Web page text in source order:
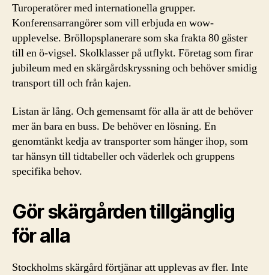
Turoperatörer med internationella grupper.
Konferensarrangörer som vill erbjuda en wow-
upplevelse. Bröllopsplanerare som ska frakta 80 gäster
till en ö-vigsel. Skolklasser på utflykt. Företag som firar
jubileum med en skärgårdskryssning och behöver smidig
transport till och från kajen.
Listan är lång. Och gemensamt för alla är att de behöver
mer än bara en buss. De behöver en lösning. En
genomtänkt kedja av transporter som hänger ihop, som
tar hänsyn till tidtabeller och väderlek och gruppens
specifika behov.
Gör skärgården tillgänglig
för alla
Stockholms skärgård förtjänar att upplevas av fler. Inte